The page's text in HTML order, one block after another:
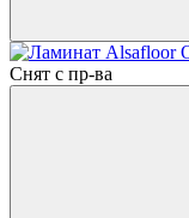
Снят с пр-ва